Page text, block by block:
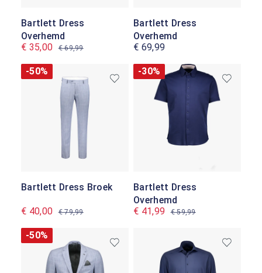
Bartlett Dress
Overhemd
€ 35,00
€ 69,99
Bartlett Dress
Overhemd
€ 69,99
-50%
Bartlett Dress Broek
€ 40,00 € 79,99
-30%
Bartlett Dress
Overhemd
€ 41,99
€ 59,99
-50%